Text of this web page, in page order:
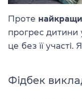
Проте
прогрес дитини
це без її
Фідбек